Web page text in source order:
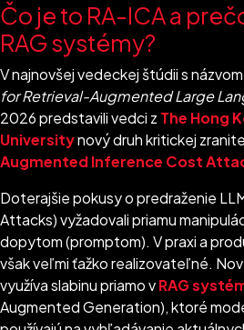
Čo je to RA-ICA a
RAG systémy?
V najnovšej vedeckej štúdii s názvom
for Retrieval-Augmented Large
2026 predstavili vedci z The Hong
Universitynový druh kritickej
Augmented Inference Cost
Doterajšie pokusy o predraženie
Attacks) vyžadovali priamu
dopytom (promptom). V praxi a
však veľmi ťažko realizovateľné.
využíva slabinu priamo vRAG
Augmented Generation), ktoré